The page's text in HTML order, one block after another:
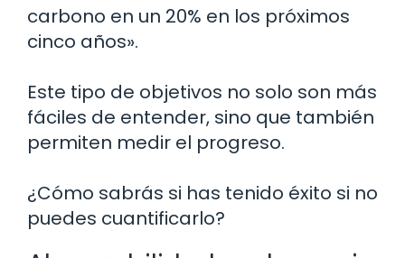
carbono en un 20% en los próximos
cinco años».
Este tipo de objetivos no solo son más
fáciles de entender, sino que también
permiten medir el progreso.
¿Cómo sabrás si has tenido éxito si no
puedes cuantificarlo?